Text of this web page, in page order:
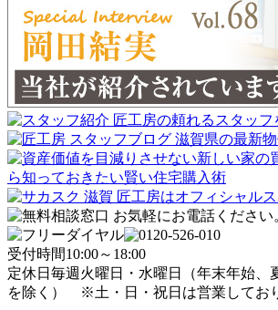
受付時間10:00～18:00
定休日 毎週火曜日・水曜日
（年末年始、
を除く）
※土・日・祝日は営業してお